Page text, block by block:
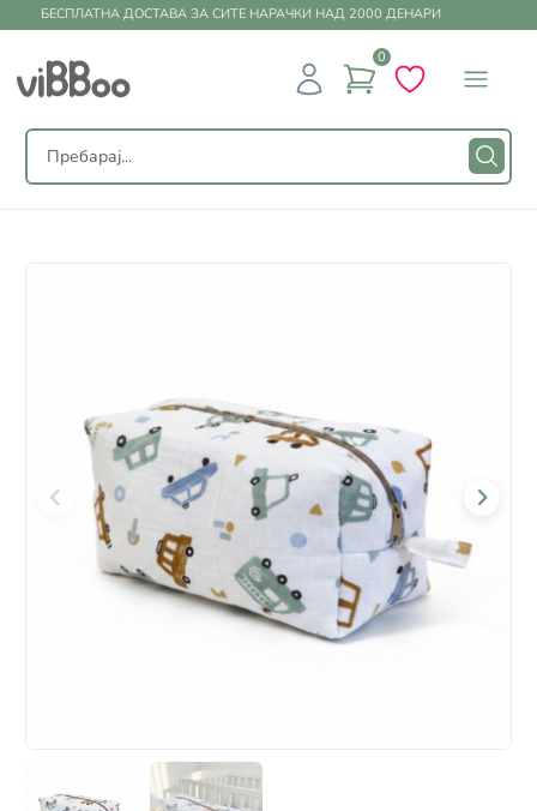
БЕСПЛАТНА ДОСТАВА ЗА СИТЕ НАРАЧКИ НАД 2000 ДЕНАРИ
0